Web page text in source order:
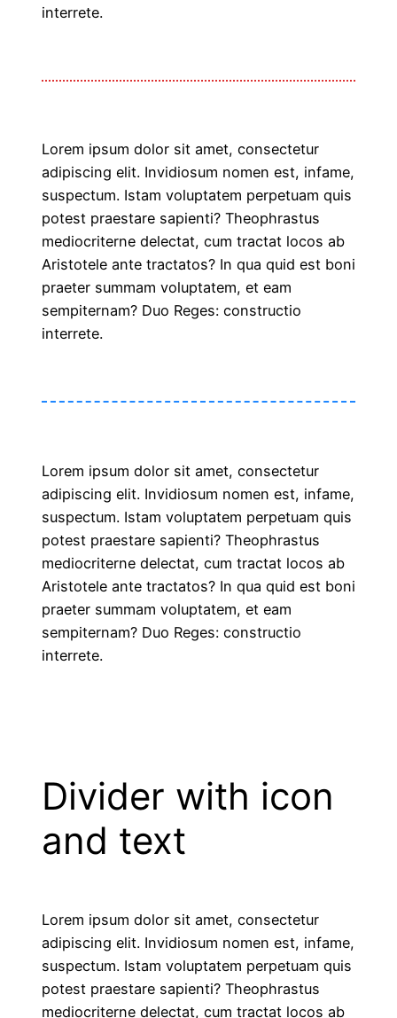
interrete.
Lorem ipsum dolor sit amet, consectetur
adipiscing elit. Invidiosum nomen est, infame,
suspectum. Istam voluptatem perpetuam quis
potest praestare sapienti? Theophrastus
mediocriterne delectat, cum tractat locos ab
Aristotele ante tractatos? In qua quid est boni
praeter summam voluptatem, et eam
sempiternam? Duo Reges: constructio
interrete.
Lorem ipsum dolor sit amet, consectetur
adipiscing elit. Invidiosum nomen est, infame,
suspectum. Istam voluptatem perpetuam quis
potest praestare sapienti? Theophrastus
mediocriterne delectat, cum tractat locos ab
Aristotele ante tractatos? In qua quid est boni
praeter summam voluptatem, et eam
sempiternam? Duo Reges: constructio
interrete.
Divider with icon
and text
Lorem ipsum dolor sit amet, consectetur
adipiscing elit. Invidiosum nomen est, infame,
suspectum. Istam voluptatem perpetuam quis
potest praestare sapienti? Theophrastus
mediocriterne delectat, cum tractat locos ab